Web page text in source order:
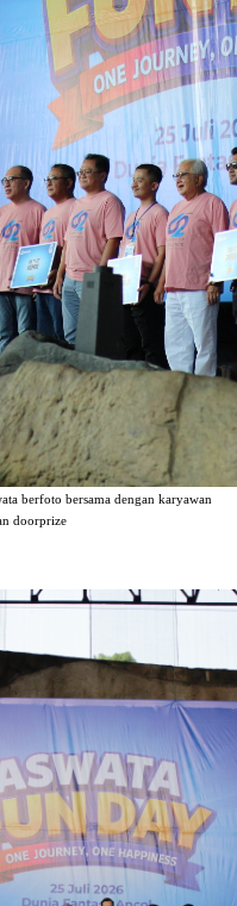
berfoto bersama dengan karyawan
doorprize